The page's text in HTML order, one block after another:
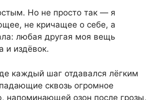
Но не просто так — я
не кричащее о себе, а
любая другая моя вещь
и издёвок.
каждый шаг отдавался лёгким
сквозь огромное
напоминающей озон после грозы,